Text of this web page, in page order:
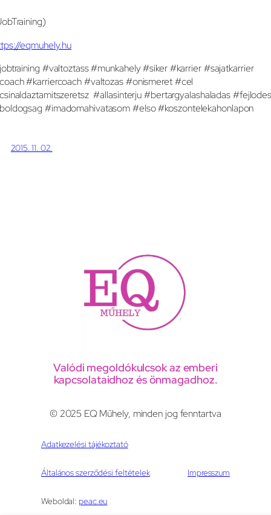
eqmuhely.hu
#valtoztass #munkahely #siker #karrier #sajatkarrier
#karriercoach #valtozas #onismeret #cel
#allasinterju #bertargyalashaladas
#imadomahivatasom #elso #koszontelekahonlapon
2015. 11. 02.
Valódi megoldókulcsok az emberi
kapcsolataidhoz és önmagadhoz.
© 2025 EQ Műhely, minden jog fenntartva
Adatkezelési tájékoztató
Általános szerződési feltételek Impresszum
Weboldal: peac.eu